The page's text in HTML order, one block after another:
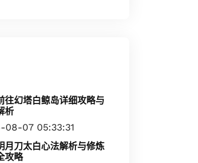
往幻塔白鲸岛详细攻略与
析
08-07 05:33:31
月刀太白心法解析与修炼
攻略